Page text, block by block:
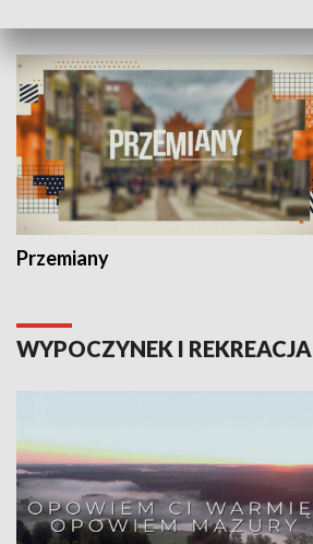
Przemiany
WYPOCZYNEK I REKREACJA